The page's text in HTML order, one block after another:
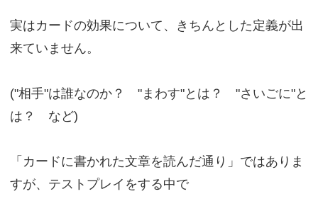
実はカードの効果について、きちんとした定義が出
来ていません。
("相手"は誰なのか？ "まわす"とは？ "さいごに"と
は？ など)
「カードに書かれた文章を読んだ通り」ではありま
すが、テストプレイをする中で